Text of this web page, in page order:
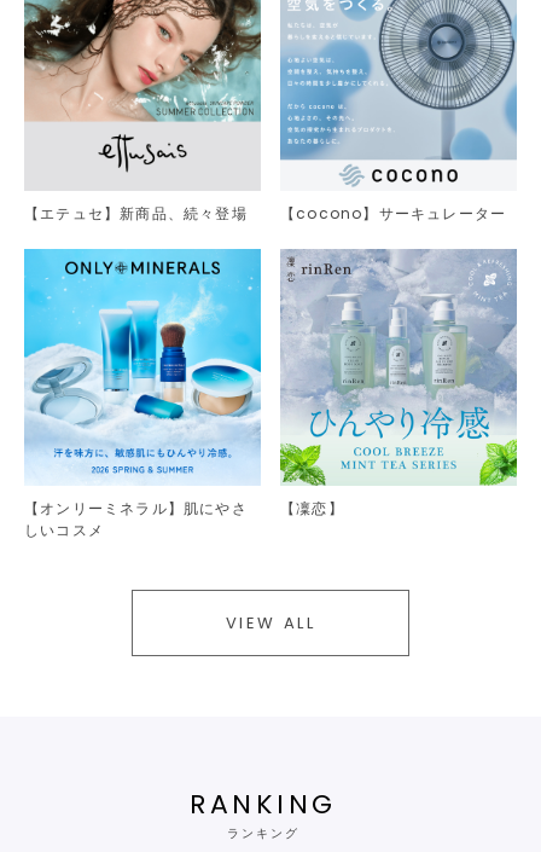
【エテュセ】新商品、続々登場 【cocono】サーキュレーター
【オンリーミネラル】肌にやさ
しいコスメ
【凜恋】
VIEW ALL
RANKING
ランキング